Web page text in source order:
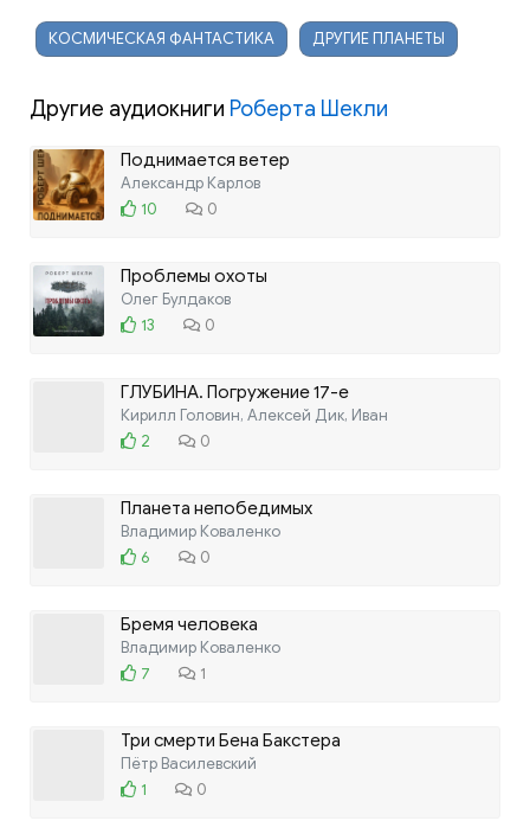
КОСМИЧЕСКАЯ ФАНТАСТИКА ДРУГИЕ ПЛАНЕТЫ
Другие аудиокниги Роберта Шекли
Поднимается ветер
Александр Карлов
10
0
Проблемы охоты
Олег Булдаков
13
0
ГЛУБИНА. Погружение 17-е
Кирилл Головин, Алексей Дик, Иван
2
0
Планета непобедимых
Владимир Коваленко
6
0
Бремя человека
Владимир Коваленко
7
1
Три смерти Бена Бакстера
Пётр Василевский
1
0